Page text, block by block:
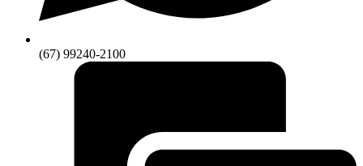
(67) 99240-2100